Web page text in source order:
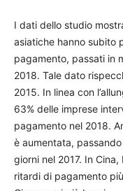
I dati dello studio
asiatiche hanno subito
pagamento, passati in
2018. Tale dato
2015. In linea con
63% delle imprese
pagamento nel 2018.
è aumentata,
giorni nel 2017. In
ritardi di pagamento